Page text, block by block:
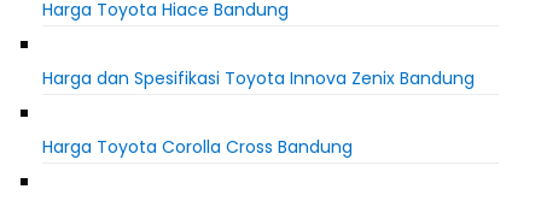
Harga Toyota Hiace Bandung
Harga dan Spesifikasi Toyota Innova Zenix Bandung
Harga Toyota Corolla Cross Bandung